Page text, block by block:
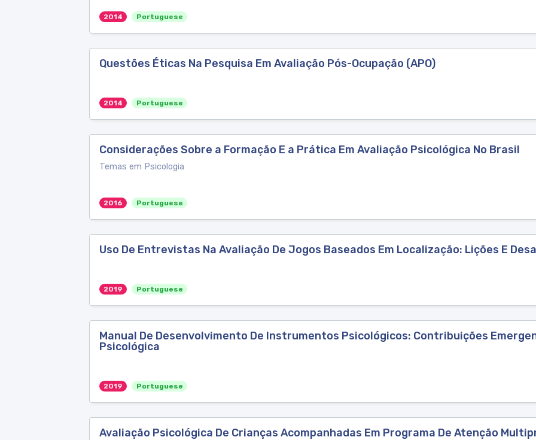
2014 Portuguese
Questões Éticas Na Pesquisa Em Avaliação Pós-Ocupação (APO)
2014 Portuguese
Considerações Sobre a Formação E a Prática Em Avaliação Psicológica No Brasil
Temas em Psicologia
2016 Portuguese
Uso De Entrevistas Na Avaliação De Jogos Baseados Em Localização: Lições E
2019 Portuguese
Manual De Desenvolvimento De Instrumentos Psicológicos: Contribuições
Psicológica
2019 Portuguese
Avaliação Psicológica De Crianças Acompanhadas Em Programa De Atenção